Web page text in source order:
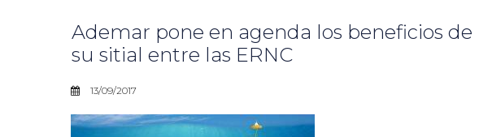
Ademar pone en agenda los beneficios
su sitial entre las ERNC
13/09/2017